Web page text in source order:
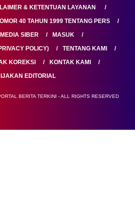
& KETENTUAN LAYANAN
40 TAHUN 1999 TENTANG PERS
SIBER
MASUK
POLICY)
TENTANG KAMI
KOREKSI
KONTAK KAMI
EDITORIAL
BERITA TERKINI - ALL RIGHTS RESERVED